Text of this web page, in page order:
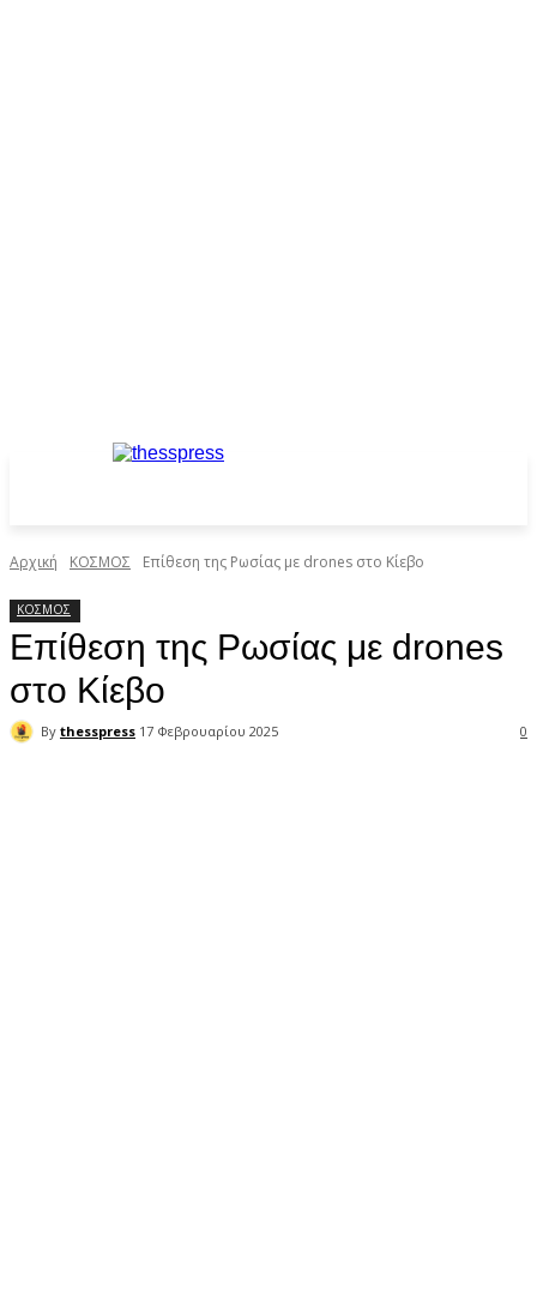
Αρχική ΚΟΣΜΟΣ Επίθεση της Ρωσίας με drones στο Κίεβο
ΚΟΣΜΟΣ
Επίθεση της Ρωσίας με drones
στο Κίεβο
By thesspress 17 Φεβρουαρίου 2025 0